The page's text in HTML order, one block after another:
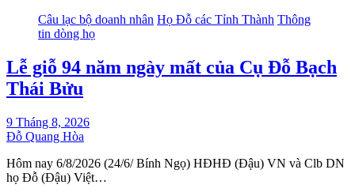
Câu lạc bộ doanh nhân Họ Đỗ các Tỉnh Thành Thông
tin dòng họ
Lễ giỗ 94 năm ngày mất của Cụ Đỗ Bạch
Thái Bửu
9 Tháng 8, 2026
Đỗ Quang Hòa
Hôm nay 6/8/2026 (24/6/ Bính Ngọ) HĐHĐ (Đậu) VN và Clb DN
họ Đỗ (Đậu) Việt…